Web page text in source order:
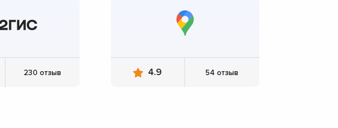
230 отзыв 4.9 54 отзыв